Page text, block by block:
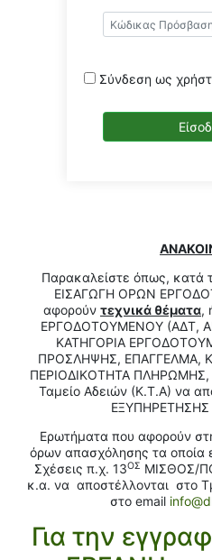
Σύνδεση ως
Παρακαλείστε όπως, κατά
ΕΙΣΑΓΩΓΗ ΟΡΩΝ
αφορούν τεχνικά θέματα,
ΕΡΓΟΔΟΤΟΥΜΕΝΟΥ (ΑΔΤ,
ΚΑΤΗΓΟΡΙΑ
ΠΡΟΣΛΗΨΗΣ, ΕΠΑΓΓΕΛΜΑ,
ΠΕΡΙΟΔΙΚΟΤΗΤΑ ΠΛΗΡΩΜΗΣ,
Ταμείο Αδειών (Κ.Τ.Α) να
Ερωτήματα που αφορούν
όρων απασχόλησης τα οποία
Σχέσεις π.χ. 13ΟΣ ΜΙΣΘΟΣ/
κ.α. να αποστέλλονται στο
στο email
Για την